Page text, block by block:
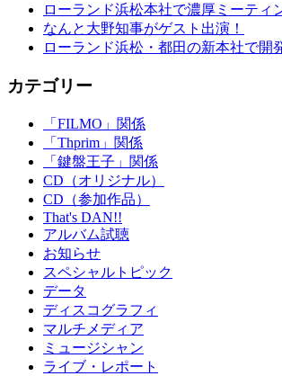
ローランド浜松本社で濃厚ミーティ
なんと大野知事がゲスト出演！
ローランド浜松・都田の新本社で開
カテゴリー
「FILMO」関係
「Thprim」関係
「鍵盤王子」関係
CD（オリジナル）
CD（参加作品）
That's DAN!!
アルバム試聴
お知らせ
スペシャルトピック
データ
ディスコグラフィ
マルチメディア
ミュージシャン
ライブ・レポート